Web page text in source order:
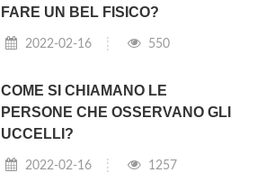
FARE UN BEL FISICO?
2022-02-16 550
COME SI CHIAMANO LE
PERSONE CHE OSSERVANO GLI
UCCELLI?
2022-02-16 1257